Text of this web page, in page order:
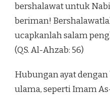
bershalawat untuk
beriman!
ucapkanlah salam
(QS. Al-Ahzab: 56)
Hubungan ayat dengan
ulama, seperti Imam